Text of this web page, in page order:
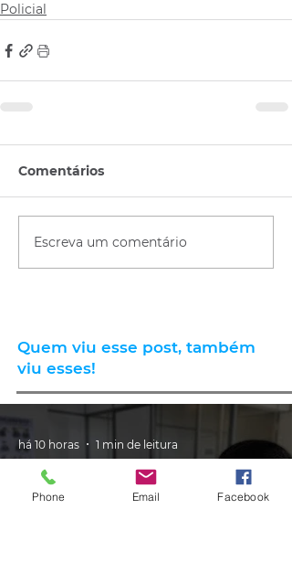
Policial
Comentários
Escreva um comentário
Quem viu esse post, também
viu esses!
há 10 horas 1 min de leitura
Phone Email Facebook